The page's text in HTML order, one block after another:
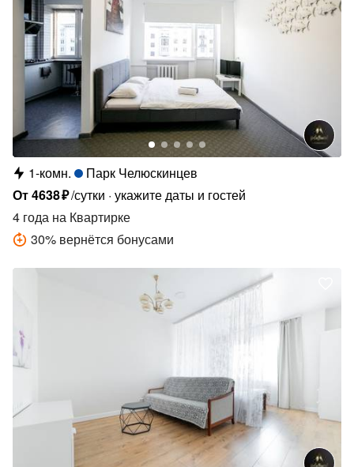
1-комн.
Парк Челюскинцев
От4638₽/сутки укажите даты и гостей
4 года на Квартирке
30% вернётся бонусами